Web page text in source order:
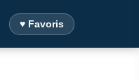
♥ Favoris